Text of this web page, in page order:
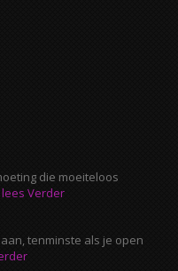
die moeiteloos
lees Verder
tenminste als je open